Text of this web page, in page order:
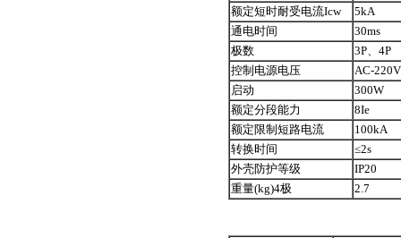
额定短时耐受电流Icw
5kA
通电时间
30ms
极数
3P、4P
控制电源电压
AC-220V
启动
300W
额定分段能力
8Ie
额定限制短路电流
100kA
转换时间
≤2s
外壳防护等级
IP20
重量(kg)4极
2.7